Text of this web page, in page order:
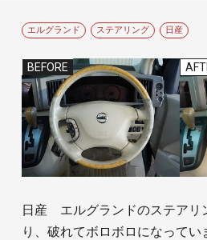
エルグランド ステアリング 日産
BEFORE
日産 エルグランドのステアリ
り、破れてボロボロになってい